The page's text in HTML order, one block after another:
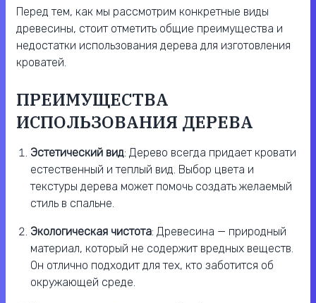
Перед тем, как мы рассмотрим конкретные виды
древесины, стоит отметить общие преимущества и
недостатки использования дерева для изготовления
кроватей.
ПРЕИМУЩЕСТВА
ИСПОЛЬЗОВАНИЯ ДЕРЕВА
Эстетический вид: Дерево всегда придает кровати
естественный и теплый вид. Выбор цвета и
текстуры дерева может помочь создать желаемый
стиль в спальне.
Экологическая чистота: Древесина — природный
материал, который не содержит вредных веществ.
Он отлично подходит для тех, кто заботится об
окружающей среде.